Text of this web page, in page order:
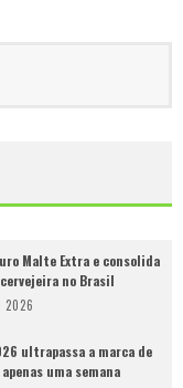
Malte Extra e consolida
no Brasil
2026
ultrapassa a marca de
uma semana